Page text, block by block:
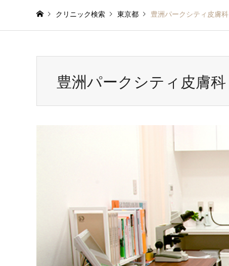
クリニック検索 東京都 豊洲パークシティ皮膚科
豊洲パークシティ皮膚科